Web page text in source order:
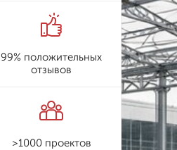
99% положительных
отзывов
>1000 проектов